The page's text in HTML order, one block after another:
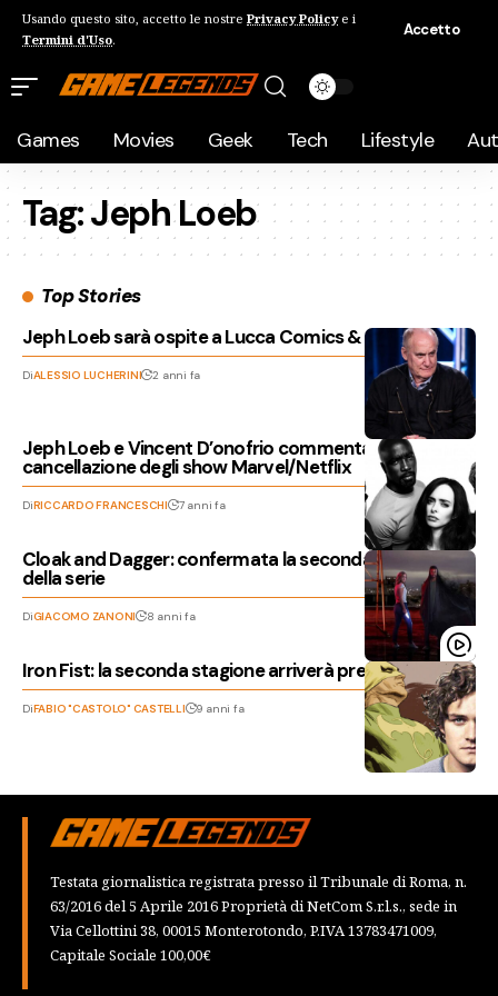
Usando questo sito, accetto le nostre Privacy Policye i
Termini d'Uso.
Accetto
Games Movies Geek Tech Lifestyle
Tag:Jeph Loeb
Top Stories
Jeph Loeb sarà ospite a Lucca Comics & Games 2024
DiALESSIO LUCHERINI 2 anni fa
Jeph Loeb e Vincent D’onofrio commentano la
cancellazione degli show Marvel/Netflix
DiRICCARDO FRANCESCHI 7 anni fa
Cloak and Dagger: confermata la seconda stagione
della serie
DiGIACOMO ZANONI 8 anni fa
Iron Fist: la seconda stagione arriverà presto su Netflix
DiFABIO "CASTOLO" CASTELLI 9 anni fa
Testata giornalistica registrata presso il Tribunale di Roma, n.
63/2016 del 5 Aprile 2016 Proprietà di NetCom S.r.l.s., sede in
Via Cellottini 38, 00015 Monterotondo, P.IVA 13783471009,
Capitale Sociale 100,00€